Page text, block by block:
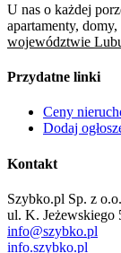
U nas o każdej
apartamenty,
województwie
Przydatne linki
Ceny
Dodaj
Kontakt
Szybko.pl Sp. z o.o.
ul. K. Jeżewskiego
info@szybko.pl
info.szybko.pl